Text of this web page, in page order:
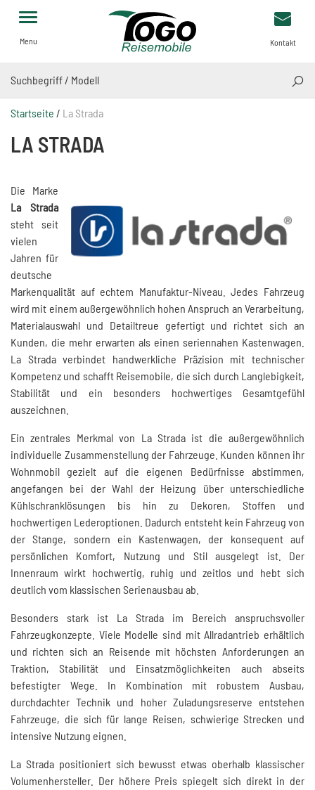
Menu Kontakt
Startseite / La Strada
LA STRADA
Die Marke
La Strada
steht seit
vielen
Jahren für
deutsche
Markenqualität auf echtem Manufaktur-Niveau. Jedes Fahrzeug
wird mit einem außergewöhnlich hohen Anspruch an Verarbeitung,
Materialauswahl und Detailtreue gefertigt und richtet sich an
Kunden, die mehr erwarten als einen seriennahen Kastenwagen.
La Strada verbindet handwerkliche Präzision mit technischer
Kompetenz und schafft Reisemobile, die sich durch Langlebigkeit,
Stabilität und ein besonders hochwertiges Gesamtgefühl
auszeichnen.
Ein zentrales Merkmal von La Strada ist die außergewöhnlich
individuelle Zusammenstellung der Fahrzeuge. Kunden können ihr
Wohnmobil gezielt auf die eigenen Bedürfnisse abstimmen,
angefangen bei der Wahl der Heizung über unterschiedliche
Kühlschranklösungen bis hin zu Dekoren, Stoffen und
hochwertigen Lederoptionen. Dadurch entsteht kein Fahrzeug von
der Stange, sondern ein Kastenwagen, der konsequent auf
persönlichen Komfort, Nutzung und Stil ausgelegt ist. Der
Innenraum wirkt hochwertig, ruhig und zeitlos und hebt sich
deutlich vom klassischen Serienausbau ab.
Besonders stark ist La Strada im Bereich anspruchsvoller
Fahrzeugkonzepte. Viele Modelle sind mit Allradantrieb erhältlich
und richten sich an Reisende mit höchsten Anforderungen an
Traktion, Stabilität und Einsatzmöglichkeiten auch abseits
befestigter Wege. In Kombination mit robustem Ausbau,
durchdachter Technik und hoher Zuladungsreserve entstehen
Fahrzeuge, die sich für lange Reisen, schwierige Strecken und
intensive Nutzung eignen.
La Strada positioniert sich bewusst etwas oberhalb klassischer
Volumenhersteller. Der höhere Preis spiegelt sich direkt in der